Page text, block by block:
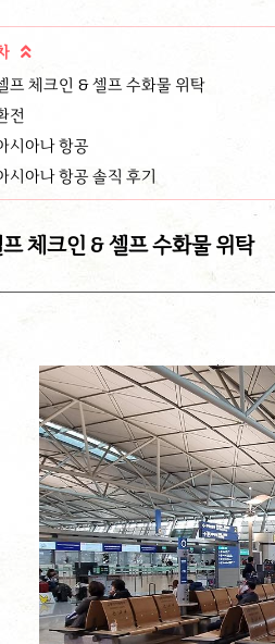

프 체크인 & 셀프 수화물 위탁
전
시아나 항공
시아나 항공 솔직 후기
체크인 & 셀프 수화물 위탁